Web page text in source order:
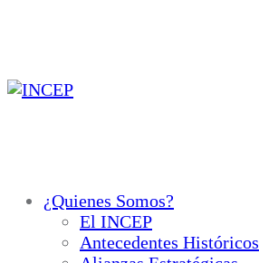
¿Quienes Somos?
El INCEP
Antecedentes Históricos